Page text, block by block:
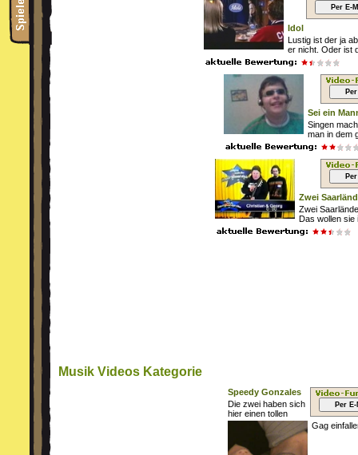
Per E-
Idol
Lustig ist der ja
er nicht. Oder ist
Sei ein
Singen
man in dem
Zwei
Zwei
Das wollen sie
Musik Videos Kategorie
Per
Speedy Gonzales
Die zwei haben sich
hier einen tollen
Gag